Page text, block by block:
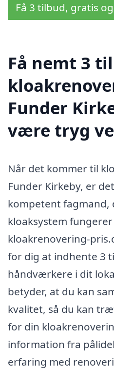
Få 3 tilbud, gratis
Få nemt 3
Funder
være tryg
Når det kommer til
Funder Kirkeby, er
kompetent fagmand,
kloaksystem
kloakrenovering-
for dig at indhente 3
håndværkere i dit
betyder, at du kan
kvalitet, så du kan
for din
information fra
erfaring med